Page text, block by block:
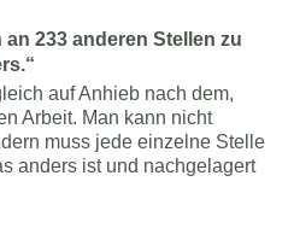
233 anderen Stellen zu
auf Anhieb nach dem,
Arbeit. Man kann nicht
muss jede einzelne Stelle
anders ist und nachgelagert